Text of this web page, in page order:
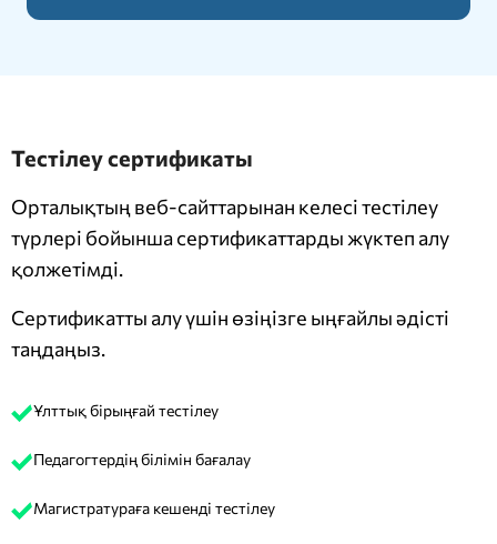
Тестілеу сертификаты
Орталықтың веб-сайттарынан келесі тестілеу
түрлері бойынша сертификаттарды жүктеп алу
қолжетімді.
Сертификатты алу үшін өзіңізге ыңғайлы әдісті
таңдаңыз.
Ұлттық бірыңғай тестілеу
Педагогтердің білімін бағалау
Магистратураға кешенді тестілеу